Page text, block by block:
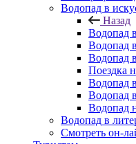
Водопад в
Назад
Водопад
Водопад
Водопад
Поездка
Водопад
Водопад
Водопад
Водопад в
Смотреть он-